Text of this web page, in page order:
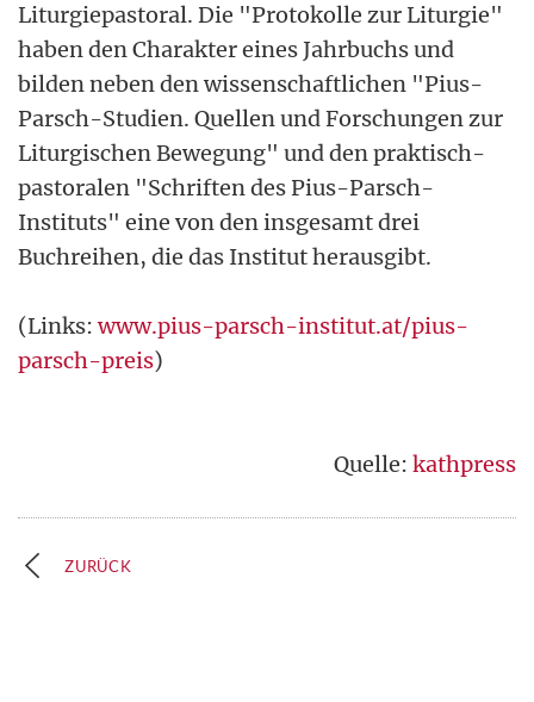
Liturgiepastoral. Die "Protokolle zur Liturgie"
haben den Charakter eines Jahrbuchs und
bilden neben den wissenschaftlichen "Pius-
Parsch-Studien. Quellen und Forschungen zur
Liturgischen Bewegung" und den praktisch-
pastoralen "Schriften des Pius-Parsch-
Instituts" eine von den insgesamt drei
Buchreihen, die das Institut herausgibt.
(Links:www.pius-parsch-institut.at/pius-
parsch-preis)
Quelle: kathpress
ZURÜCK